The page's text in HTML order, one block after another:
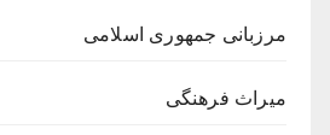
مرزبانی جمهوری اسلامی
میراث فرهنگی